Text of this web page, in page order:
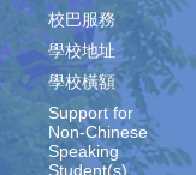
校巴服務
學校地址
學校橫額
Support for
Non-Chinese
Speaking
Student(s)